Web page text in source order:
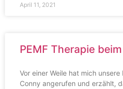
April 11, 2021
PEMF Therapie
Vor einer Weile hat mich
Conny angerufen und erzählt,